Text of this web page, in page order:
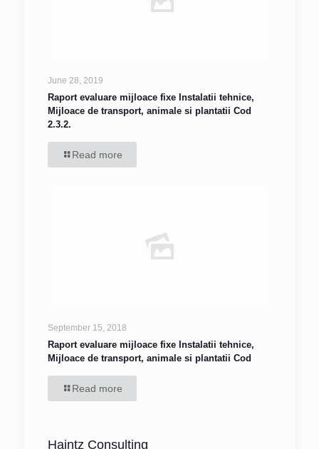
June 28, 2019
Raport evaluare mijloace fixe Instalatii tehnice,
Mijloace de transport, animale si plantatii Cod
2.3.2.
Read more
September 15, 2018
Raport evaluare mijloace fixe Instalatii tehnice,
Mijloace de transport, animale si plantatii Cod
Read more
Haintz Consulting